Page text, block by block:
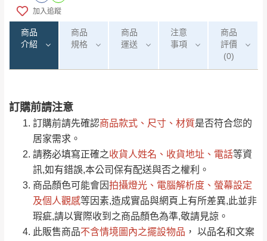
加入追蹤
商品
介紹
商品
規格
商品
運送
注意
事項
商品
評價
(0)
訂購前請注意
訂購前請先確認商品款式、尺寸、材質是否符合您的
居家需求。
請務必填寫正確之收貨人姓名、收貨地址、電話等資
訊,如有錯誤,本公司保有配送與否之權利。
商品顏色可能會因拍攝燈光、電腦解析度、螢幕設定
及個人觀感等因素,造成實品與網頁上有所差異,此並非
瑕疵,請以實際收到之商品顏色為準,敬請見諒。
此販售商品不含情境圖內之擺設物品 ， 以品名和文案
運 費 說 明
運送地區 運送費用
偏遠地區
（請先線上詢問 LINE
→@dershin ）
桃園 復興鄉
注意事項：
由於品項繁多，網頁無法及時更新，如有需
要購買商品，請於出發前來電或到「官方
Line客服」來信確認商品是否有「現貨」與
「金額」。
若商品價格或庫存有異常，商家有權取消訂
單。部分網路商品恕無法更改原設計或客製，敬請
見諒！
0/5 (0)筆
全部 依評論高至低排列
依評論低至高排列 只顯示附上圖片
只顯示附上評論